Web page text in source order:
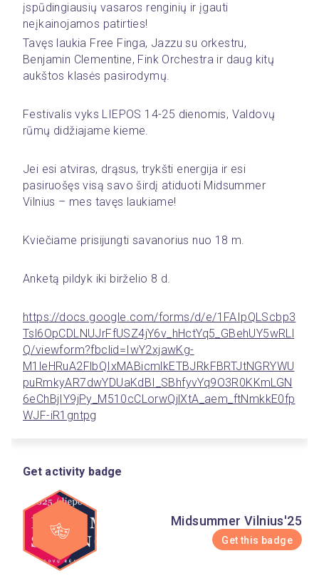
įspūdingiausių vasaros renginių ir įgauti
neįkainojamos patirties!
Tavęs laukia Free Finga, Jazzu su orkestru,
Benjamin Clementine, Fink Orchestra ir daug kitų
aukštos klasės pasirodymų.
Festivalis vyks LIEPOS 14-25 dienomis, Valdovų
rūmų didžiajame kieme.
Jei esi atviras, drąsus, trykšti energija ir esi
pasiruošęs visą savo širdį atiduoti Midsummer
Vilnius – mes tavęs laukiame!
Kviečiame prisijungti savanorius nuo 18 m.
Anketą pildyk iki birželio 8 d.
https://docs.google.com/forms/d/e/1FAIpQLScbp3
Tsl6OpCDLNUJrFfUSZ4jY6v_hHctYq5_GBehUY5wRLl
Q/viewform?fbclid=IwY2xjawKg-
M1leHRuA2FlbQIxMABicmlkETBJRkFBRTJtNGRYWU
puRmkyAR7dwYDUaKdBI_SBhfyvYq9O3R0KKmLGN
6eChBjIY9jPy_M510cCLorwQjlXtA_aem_ftNmkkE0fp
WJF-iR1gntpg
Get activity badge
Midsummer Vilnius'25
Get this badge